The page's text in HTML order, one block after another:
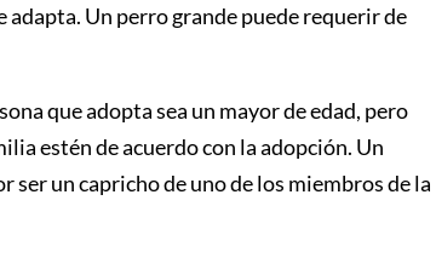
adapta. Un perro grande puede requerir de
que adopta sea un mayor de edad, pero
estén de acuerdo con la adopción. Un
ser un capricho de uno de los miembros de la